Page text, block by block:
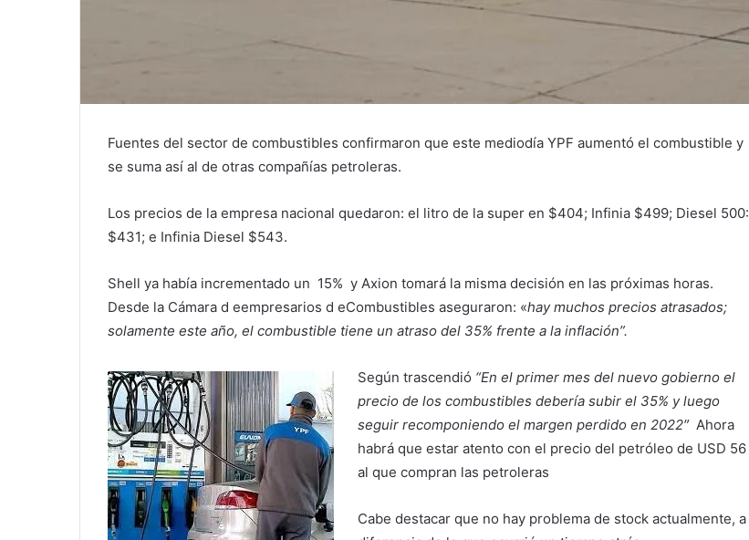
Fuentes del sector de combustibles confirmaron que este mediodía YPF aumentó el combustible y
se suma así al de otras compañías petroleras.
Los precios de la empresa nacional quedaron: el litro de la super en $404; Infinia $499; Diesel 500:
$431; e Infinia Diesel $543.
Shell ya había incrementado un 15% y Axion tomará la misma decisión en las próximas horas.
Desde la Cámara d eempresarios d eCombustibles aseguraron: «hay muchos precios atrasados;
solamente este año, el combustible tiene un atraso del 35% frente a la inflación”.
Según trascendió “En el primer mes del nuevo gobierno el
precio de los combustibles debería subir el 35% y luego
seguir recomponiendo el margen perdido en 2022″Ahora
habrá que estar atento con el precio del petróleo de USD 56
al que compran las petroleras
Cabe destacar que no hay problema de stock actualmente, a